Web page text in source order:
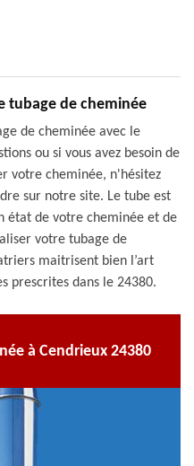
tubage de cheminée
de cheminée avec le
ou si vous avez besoin de
votre cheminée, n'hésitez
sur notre site. Le tube est
état de votre cheminée et de
votre tubage de
maitrisent bien l’art
prescrites dans le 24380.
à Cendrieux 24380